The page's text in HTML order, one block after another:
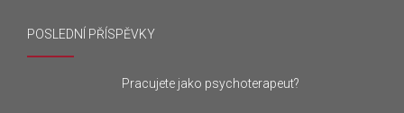
POSLEDNÍ PŘÍSPĚVKY
Pracujete jako psychoterapeut?